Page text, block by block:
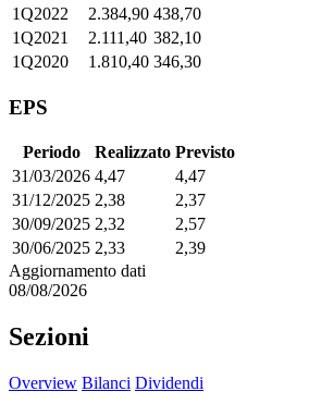
1Q2022
2.384,90 438,70
1Q2021
2.111,40 382,10
1Q2020
1.810,40 346,30
EPS
Periodo Realizzato Previsto
31/03/2026 4,47
4,47
31/12/2025 2,38
2,37
30/09/2025 2,32
2,57
30/06/2025 2,33
2,39
Aggiornamento dati
08/08/2026
Sezioni
Overview Bilanci Dividendi